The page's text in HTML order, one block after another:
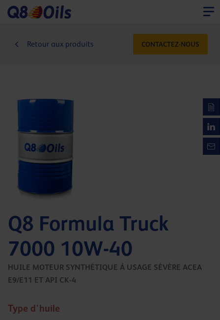
Retour aux produits CONTACTEZ-NOUS
Q8 Formula Truck
7000 10W-40
HUILE MOTEUR SYNTHÉTIQUE À USAGE SÉVÈRE ACEA
E9/E11 ET API CK-4
Type d'huile